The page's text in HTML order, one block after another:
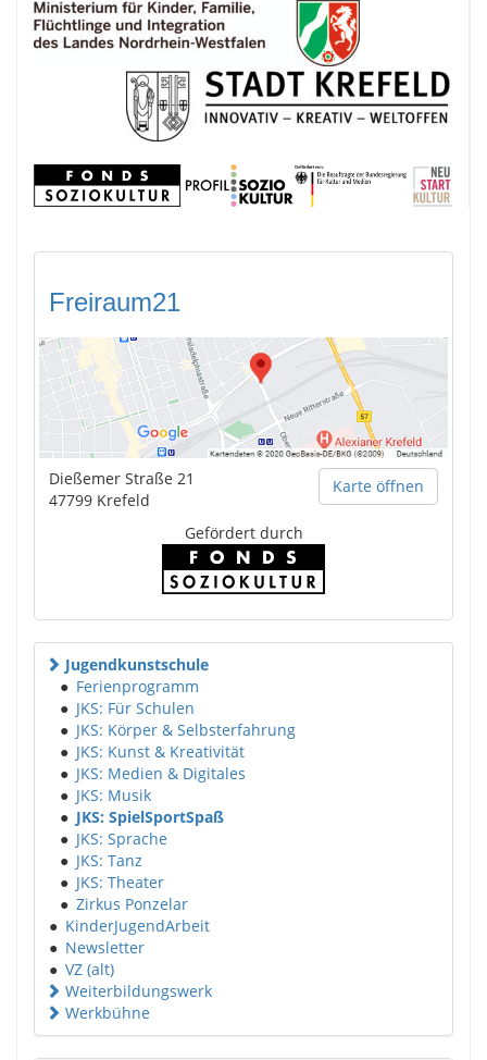
Freiraum21
Karte öffnen
Dießemer Straße 21
47799 Krefeld
Gefördert durch
Jugendkunstschule
● Ferienprogramm
● JKS: Für Schulen
● JKS: Körper & Selbsterfahrung
● JKS: Kunst & Kreativität
● JKS: Medien & Digitales
● JKS: Musik
● JKS: SpielSportSpaß
● JKS: Sprache
● JKS: Tanz
● JKS: Theater
● Zirkus Ponzelar
● KinderJugendArbeit
● Newsletter
● VZ (alt)
Weiterbildungswerk
Werkbühne